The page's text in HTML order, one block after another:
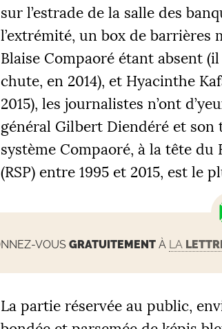
sur l’estrade de la salle des
l’extrémité, un box de barrières
Blaise Compaoré étant absent
chute, en 2014), et Hyacinthe
2015), les journalistes n’ont
général Gilbert Diendéré et son
système Compaoré, à la tête
(RSP) entre 1995 et 2015, est le
VOUS GRATUITEMENT À LA
La partie réservée au public,